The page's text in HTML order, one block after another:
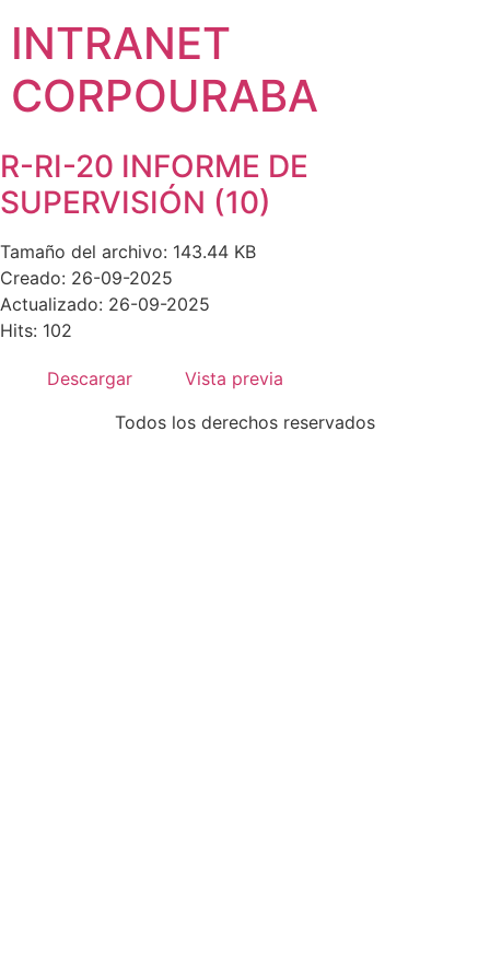
INTRANET
CORPOURABA
R-RI-20 INFORME DE
SUPERVISIÓN (10)
Tamaño del archivo: 143.44 KB
Creado: 26-09-2025
Actualizado: 26-09-2025
Hits: 102
Descargar
Vista previa
Todos los derechos reservados